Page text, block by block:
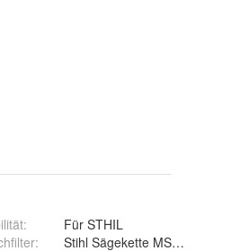
:
Für STHIL
: Stihl Sägekette MS 170